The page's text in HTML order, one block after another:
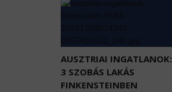
AUSZTRIAI INGATLANOK:
3 SZOBÁS LAKÁS
FINKENSTEINBEN